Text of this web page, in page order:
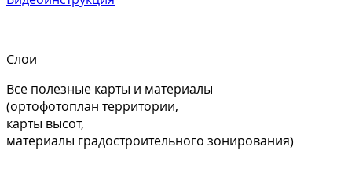
Слои
Все полезные карты и материалы
(ортофотоплан территории,
карты высот,
материалы градостроительного зонирования)